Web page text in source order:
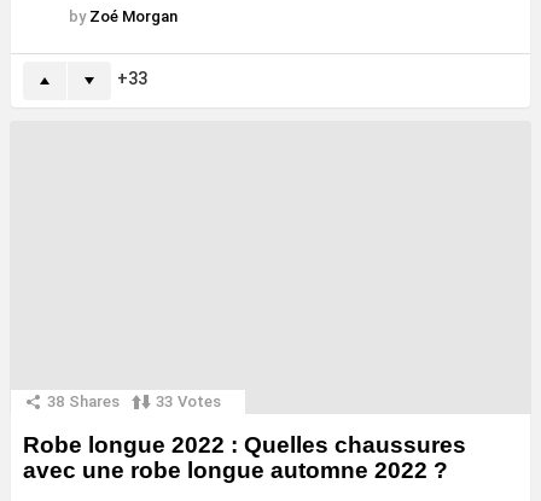
by Zoé Morgan
33
38 Shares 33 Votes
Robe longue 2022 : Quelles chaussures
avec une robe longue automne 2022 ?